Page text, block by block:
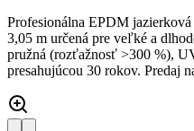
Profesionálna EPDM
3,05 m určená pre veľké a
pružná (rozťažnosť >300 %),
presahujúcou 30 rokov. Predaj